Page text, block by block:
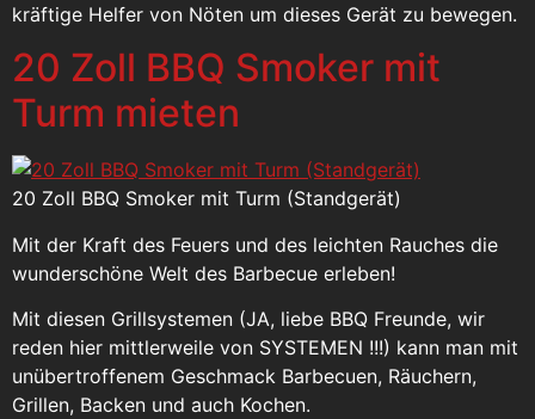
kräftige Helfer von Nöten um dieses Gerät zu bewegen.
20 Zoll BBQ Smoker mit
Turm mieten
20 Zoll BBQ Smoker mit Turm (Standgerät)
Mit der Kraft des Feuers und des leichten Rauches die
wunderschöne Welt des Barbecue erleben!
Mit diesen Grillsystemen (JA, liebe BBQ Freunde, wir
reden hier mittlerweile von SYSTEMEN !!!) kann man mit
unübertroffenem Geschmack Barbecuen, Räuchern,
Grillen, Backen und auch Kochen.